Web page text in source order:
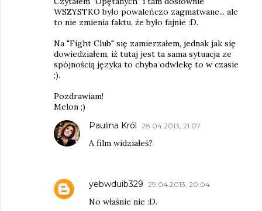
WSZYSTKO było powaleńczo zagmatwane... ale
to nie zmienia faktu, że było fajnie :D.
Na "Fight Club" się zamierzałem, jednak jak się
dowiedziałem, iż tutaj jest ta sama sytuacja ze
spójnością języka to chyba odwlekę to w czasie
;).
Pozdrawiam!
Melon ;)
Paulina Król 28.04.2013, 21:07
A film widziałeś?
yebwduib329 29.04.2013, 20:04
No właśnie nie :D.